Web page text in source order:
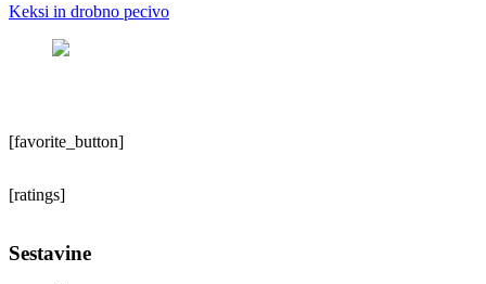
Keksi in drobno pecivo
[favorite_button]
[ratings]
Sestavine